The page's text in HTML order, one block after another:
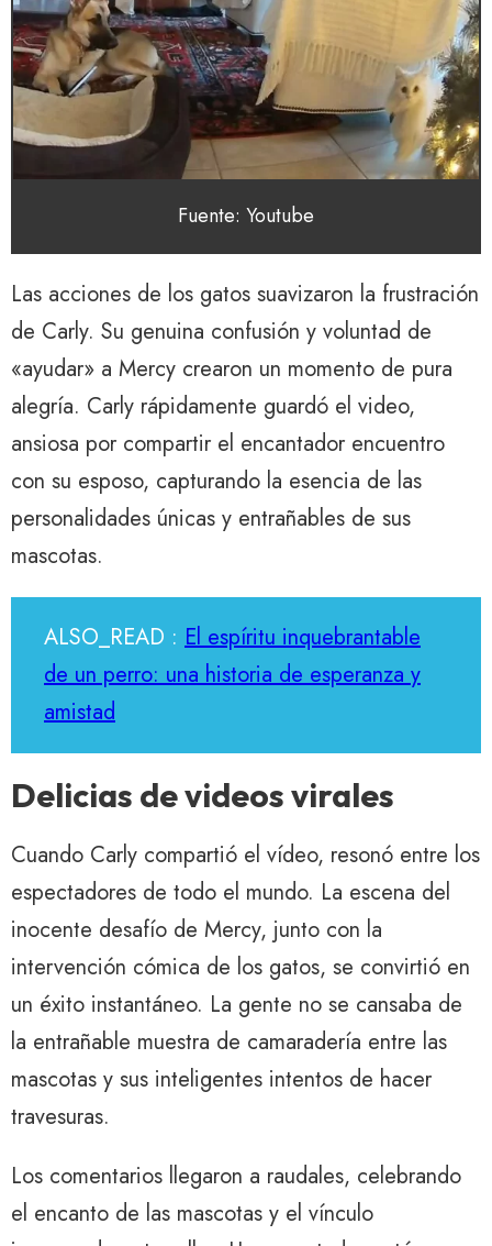
Fuente: Youtube
Las acciones de los gatos suavizaron la frustración
de Carly. Su genuina confusión y voluntad de
«ayudar» a Mercy crearon un momento de pura
alegría. Carly rápidamente guardó el video,
ansiosa por compartir el encantador encuentro
con su esposo, capturando la esencia de las
personalidades únicas y entrañables de sus
mascotas.
ALSO_READ : El espíritu inquebrantable
de un perro: una historia de esperanza y
amistad
Delicias de videos virales
Cuando Carly compartió el vídeo, resonó entre los
espectadores de todo el mundo. La escena del
inocente desafío de Mercy, junto con la
intervención cómica de los gatos, se convirtió en
un éxito instantáneo. La gente no se cansaba de
la entrañable muestra de camaradería entre las
mascotas y sus inteligentes intentos de hacer
travesuras.
Los comentarios llegaron a raudales, celebrando
el encanto de las mascotas y el vínculo